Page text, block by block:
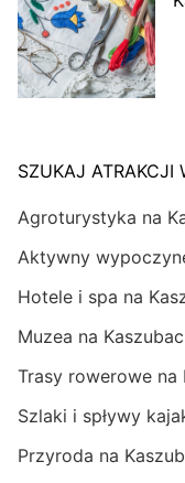
SZUKAJ ATRAKCJI
Agroturystyka na
Aktywny
Hotele i spa na
Muzea na
Trasy rowerowe na
Szlaki i spływy
Przyroda na